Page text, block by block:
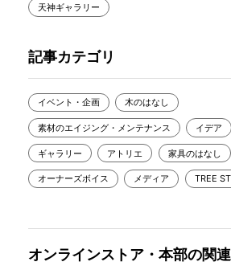
天神ギャラリー
記事カテゴリ
イベント・企画 木のはなし
素材のエイジング・メンテナンス イデア
ギャラリー アトリエ 家具のはなし
オーナーズボイス メディア TREE
オンラインストア・本部の関